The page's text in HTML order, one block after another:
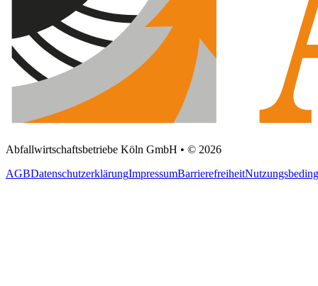
Abfallwirtschaftsbetriebe Köln GmbH • © 2026
AGBDatenschutzerklärungImpressumBarrierefreiheit